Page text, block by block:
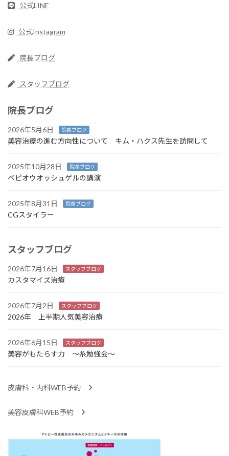
公式LINE
公式Instagram
院長ブログ
スタッフブログ
院長ブログ
2026年5月6日 院長ブログ
美容治療の進む方向性について キム・ハクス先生を訪問して
2025年10月28日 院長ブログ
ベピオウオッシュゲルの講演
2025年8月31日 院長ブログ
CGスタイラー
スタッフブログ
2026年7月16日 スタッフブログ
カスタマイズ治療
2026年7月2日 スタッフブログ
2026年 上半期人気美容治療
2026年6月15日 スタッフブログ
美容がもたらす力 ～糸勉強会～
皮膚科・内科WEB予約
美容皮膚科WEB予約